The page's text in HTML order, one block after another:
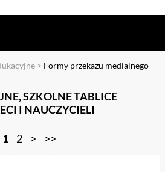
> Formy przekazu medialnego
SZKOLNE TABLICE
I NAUCZYCIELI
1 2 > >>